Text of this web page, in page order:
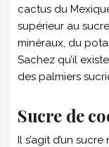
cactus du
supérieur au
minéraux, du
Sachez qu’il
des palmiers
Sucre de
Il s’agit d’un